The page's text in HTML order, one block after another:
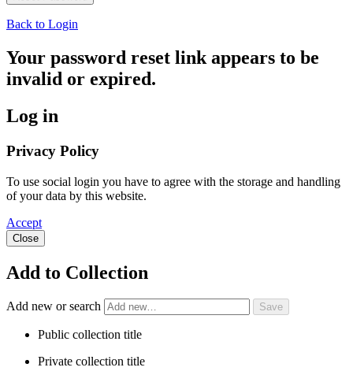
Back to Login
Your password reset link appears to be
invalid or expired.
Log in
Privacy Policy
To use social login you have to agree with the storage and handling
of your data by this website.
Accept
Close
Add to Collection
Add new or search
Public collection title
Private collection title